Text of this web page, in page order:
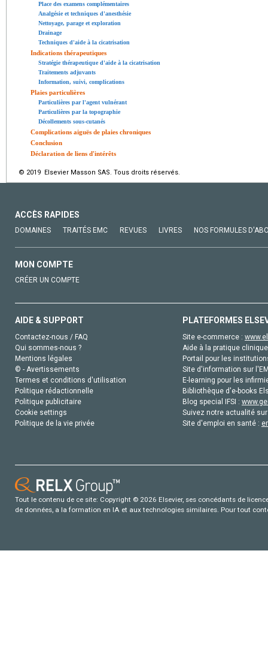
Place des examens complémentaires
Analgésie et techniques d'anesthésie
Nettoyage, parage et exploration
Drainage
Techniques d'aide à la cicatrisation
Indications thérapeutiques
Stratégie thérapeutique d'aide à la cicatrisation
Traitements adjuvants
Information, suivi, complications
Plaies particulières
Particulières par l'agent vulnérant
Particulières par la topographie
Décollements sous-cutanés
Complications aiguës de plaies chroniques
Conclusion
Déclaration de liens d'intérêts
© 2019 Elsevier Masson SAS. Tous droits réservés.
ACCÈS RAPIDES
DOMAINES TRAITÉS EMC REVUES LIVRES NOS FORMULES
MON COMPTE
CRÉER UN COMPTE
AIDE & SUPPORT
Contactez-nous / FAQ
Qui sommes-nous ?
Mentions légales
© - Avertissements
Termes et conditions d'utilisation
Politique rédactionnelle
Politique publicitaire
Cookie settings
Politique de la vie privée
PLATEFORMES
Site e-commerce :
Aide à la pratique
Portail pour les
Site d'information sur
E-learning pour les
Bibliothèque d'e-books
Blog special IFSI :
Suivez notre actualité
Site d'emploi en santé :
Tout le contenu de ce site: Copyright © 2026 Elsevier, ses concédants de
de données, a la formation en IA et aux technologies similaires. Pour tout